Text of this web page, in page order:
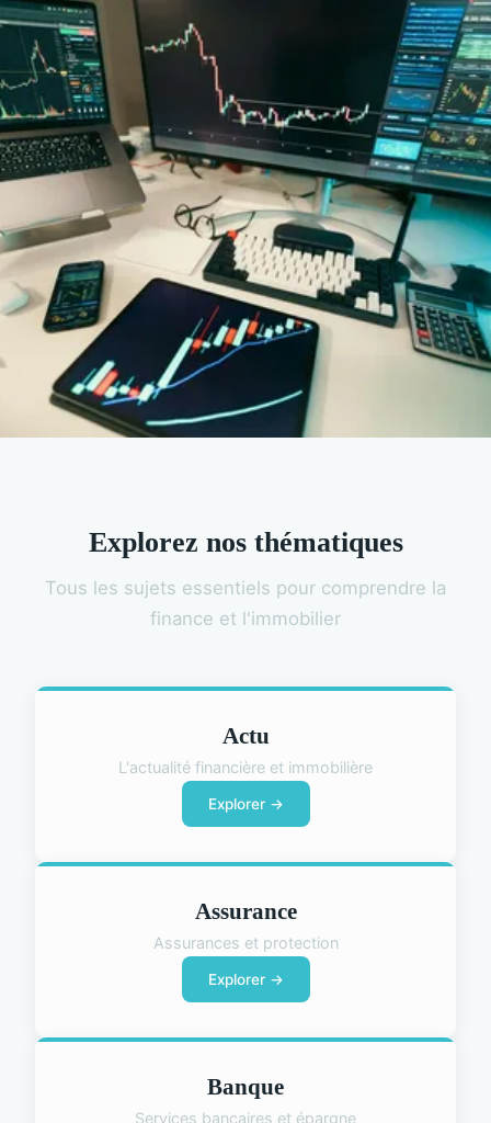
Explorez nos thématiques
Tous les sujets essentiels pour comprendre la
finance et l'immobilier
Actu
L'actualité financière et immobilière
Explorer →
Assurance
Assurances et protection
Explorer →
Banque
Services bancaires et épargne